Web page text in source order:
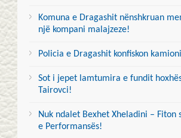
Komuna e Dragashit nënshkruan
një kompani malajzeze!
Policia e Dragashit konfiskon
Sot i jepet lamtumira e fundit
Tairovci!
Nuk ndalet Bexhet Xheladini – Fiton
e Performansës!